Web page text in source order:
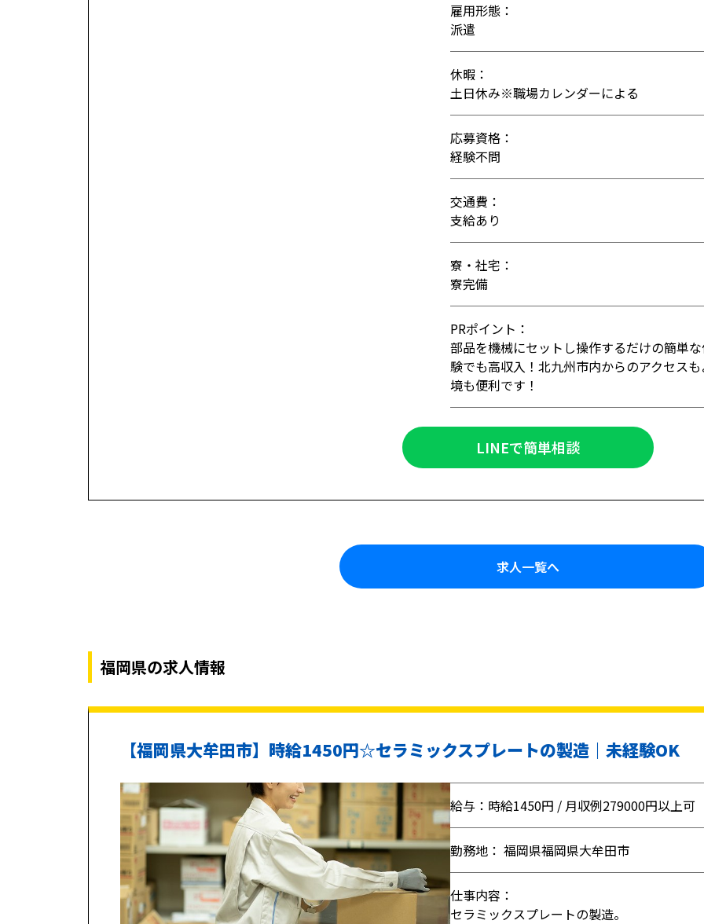
雇用形態：
派遣
休暇：
土日休み※職場カレンダーによる
応募資格：
経験不問
交通費：
支給あり
寮・社宅：
寮完備
PRポイント：
部品を機械にセットし操作するだけの簡単
験でも高収入！北九州市内からのアクセス
境も便利です！
LINEで簡単相談
求人一覧へ
福岡県の求人情報
【福岡県大牟田市】時給1450円☆セラミックスプレートの製造｜未経験OK
給与：時給1450円 / 月収例279000円以上可
勤務地： 福岡県福岡県大牟田市
仕事内容：
セラミックスプレートの製造。